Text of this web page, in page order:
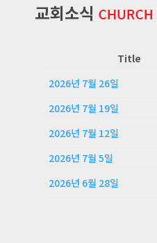
Title
2026년 7월 26일
2026년 7월 19일
2026년 7월 12일
2026년 7월 5일
2026년 6월 28일